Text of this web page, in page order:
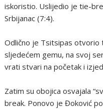
iskoristio. Uslijedio je tie-
Srbijanac (7:4).
Odlično je Tsitsipas otvorio
sljedećem gemu, na svoj
vrati stvari na početak i
Zatim su obojica osvajala
break. Ponovo je Đoković